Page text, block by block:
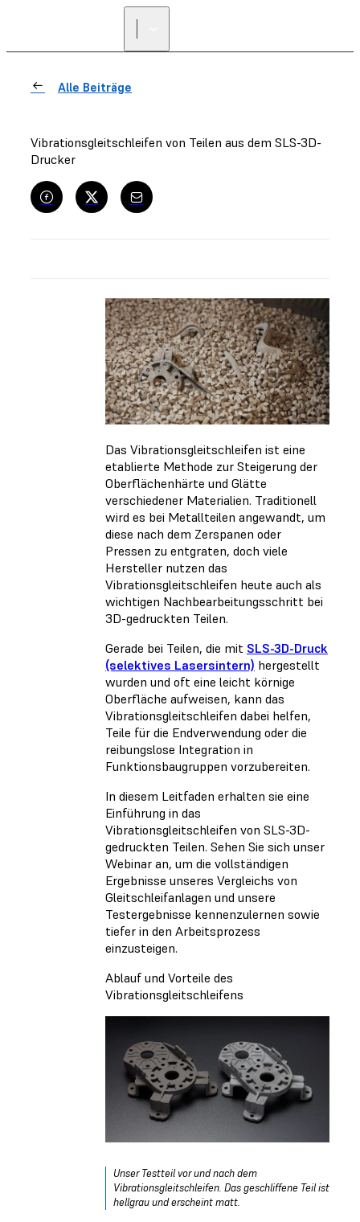
Alle Beiträge
Vibrationsgleitschleifen von Teilen aus dem SLS-3D-
Drucker
Das Vibrationsgleitschleifen ist eine
etablierte Methode zur Steigerung der
Oberflächenhärte und Glätte
verschiedener Materialien. Traditionell
wird es bei Metallteilen angewandt, um
diese nach dem Zerspanen oder
Pressen zu entgraten, doch viele
Hersteller nutzen das
Vibrationsgleitschleifen heute auch als
wichtigen Nachbearbeitungsschritt bei
3D-gedruckten Teilen.
Gerade bei Teilen, die mit SLS-3D-Druck
(selektives Lasersintern) hergestellt
wurden und oft eine leicht körnige
Oberfläche aufweisen, kann das
Vibrationsgleitschleifen dabei helfen,
Teile für die Endverwendung oder die
reibungslose Integration in
Funktionsbaugruppen vorzubereiten.
In diesem Leitfaden erhalten sie eine
Einführung in das
Vibrationsgleitschleifen von SLS-3D-
gedruckten Teilen. Sehen Sie sich unser
Webinar an, um die vollständigen
Ergebnisse unseres Vergleichs von
Gleitschleifanlagen und unsere
Testergebnisse kennenzulernen sowie
tiefer in den Arbeitsprozess
einzusteigen.
Ablauf und Vorteile des
Vibrationsgleitschleifens
Unser Testteil vor und nach dem
Vibrationsgleitschleifen. Das geschliffene Teil ist
hellgrau und erscheint matt.